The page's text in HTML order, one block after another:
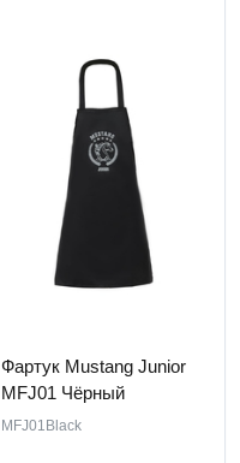
Фартук Mustang Junior
MFJ01 Чёрный
MFJ01Black